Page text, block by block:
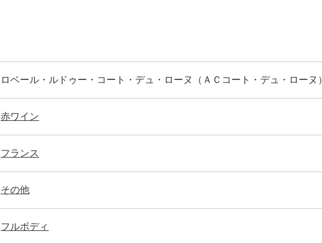
ロベール・ルドゥー・コート・デュ・ローヌ（ＡＣコート・デュ・ローヌ
赤ワイン
フランス
その他
フルボディ